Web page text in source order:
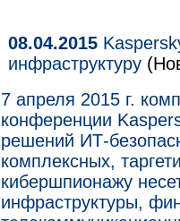
08.04.2015
инфраструктуру
7 апреля 2015 г.
конференции
решений ИТ-
комплексных,
кибершпионажу
инфраструктуры,